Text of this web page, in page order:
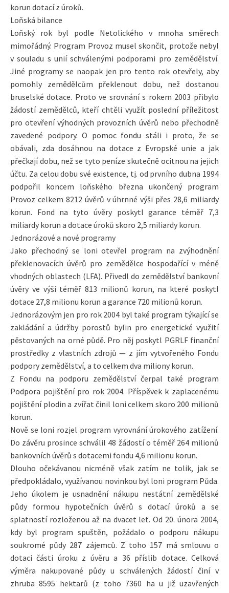
korun dotací z úroků.
Loňská bilance
Loňský rok byl podle Netolického v mnoha směrech
mimořádný. Program Provoz musel skončit, protože nebyl
v souladu s unií schválenými podporami pro zemědělství.
Jiné programy se naopak jen pro tento rok otevřely, aby
pomohly zemědělcům překlenout dobu, než dostanou
bruselské dotace. Proto ve srovnání s rokem 2003 přibylo
žádostí zemědělců, kteří chtěli využít poslední příležitost
pro otevření výhodných provozních úvěrů nebo přechodně
zavedené podpory. O pomoc fondu stáli i proto, že se
obávali, zda dosáhnou na dotace z Evropské unie a jak
přečkají dobu, než se tyto peníze skutečně ocitnou na jejich
účtu. Za celou dobu své existence, tj. od prvního dubna 1994
podpořil koncem loňského března ukončený program
Provoz celkem 8212 úvěrů v úhrnné výši přes 28,6 miliardy
korun. Fond na tyto úvěry poskytl garance téměř 7,3
miliardy korun a dotace úroků skoro 2,5 miliardy korun.
Jednorázové a nové programy
Jako přechodný se loni otevřel program na zvýhodnění
překlenovacích úvěrů pro zemědělce hospodařící v méně
vhodných oblastech (LFA). Přivedl do zemědělství bankovní
úvěry ve výši téměř 813 milionů korun, na které poskytl
dotace 27,8 milionu korun a garance 720 milionů korun.
Jednorázovým jen pro rok 2004 byl také program týkající se
zakládání a údržby porostů bylin pro energetické využití
pěstovaných na orné půdě. Pro něj poskytl PGRLF finanční
prostředky z vlastních zdrojů — z jím vytvořeného Fondu
podpory zemědělství, a to celkem dva miliony korun.
Z Fondu na podporu zemědělství čerpal také program
Podpora pojištění pro rok 2004. Příspěvek k zaplacenému
pojištění plodin a zvířat činil loni celkem skoro 200 milionů
korun.
Nově se loni rozjel program vyrovnání úrokového zatížení.
Do závěru prosince schválil 48 žádostí o téměř 264 milionů
bankovních úvěrů s dotacemi fondu 4,6 milionu korun.
Dlouho očekávanou nicméně však zatím ne tolik, jak se
předpokládalo, využívanou novinkou byl loni program Půda.
Jeho úkolem je usnadnění nákupu nestátní zemědělské
půdy formou hypotečních úvěrů s dotací úroků a se
splatností rozloženou až na dvacet let. Od 20. února 2004,
kdy byl program spuštěn, požádalo o podporu nákupu
soukromé půdy 287 zájemců. Z toho 157 má smlouvu o
dotaci části úroku z úvěru a 36 příslib dotace. Celková
výměra nakupované půdy u schválených žádostí činí v
zhruba 8595 hektarů (z toho 7360 ha u již uzavřených